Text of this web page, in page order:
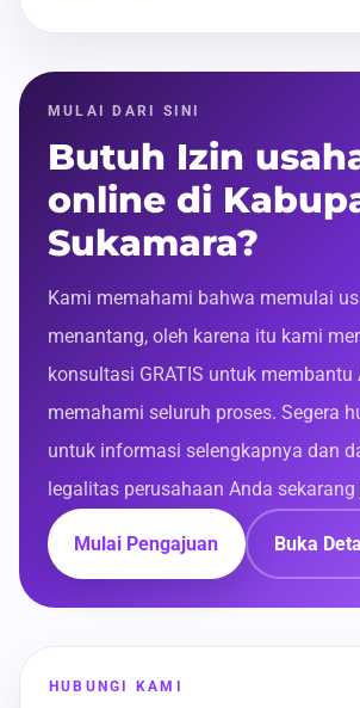
MULAI DARI SINI
Butuh Izin
online di
Sukamara?
Kami memahami bahwa memulai
menantang, oleh karena itu kami
konsultasi GRATIS untuk membantu
memahami seluruh proses. Segera
untuk informasi selengkapnya dan
legalitas perusahaan Anda sekarang
Mulai Pengajuan Buka
HUBUNGI KAMI